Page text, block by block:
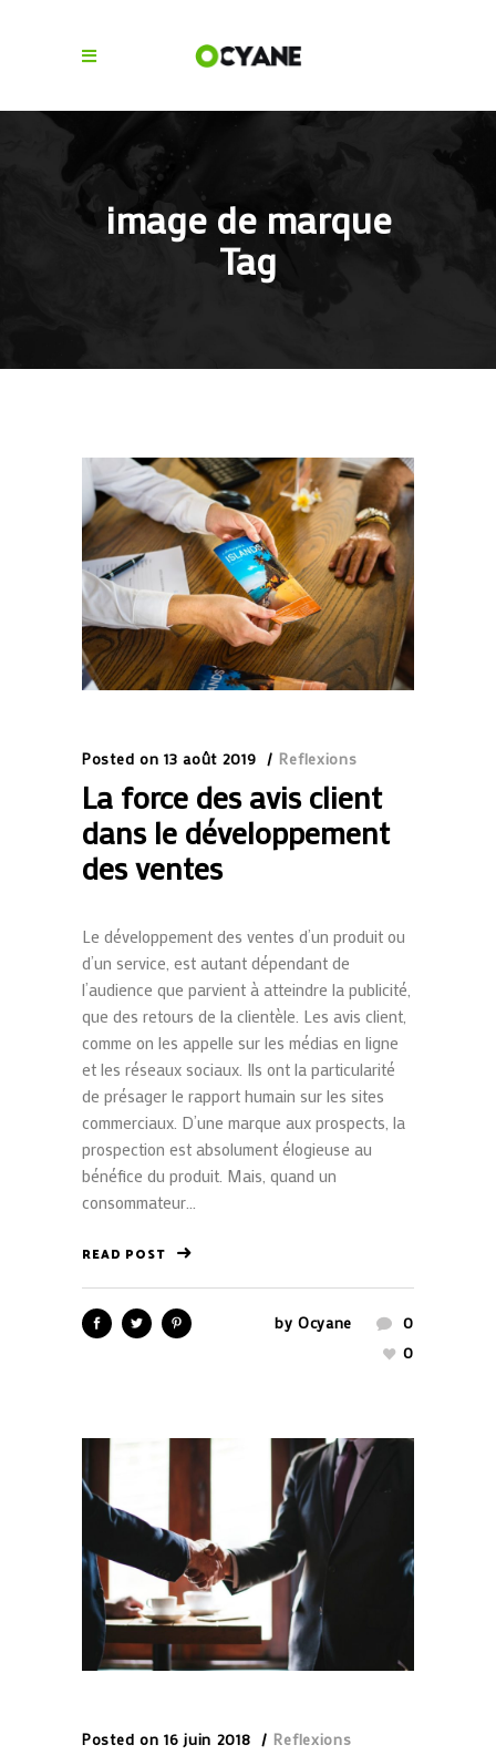
image de marque
Tag
Posted on 13 août 2019 Reflexions
La force des avis client
dans le développement
des ventes
Le développement des ventes d’un produit ou
d’un service, est autant dépendant de
l’audience que parvient à atteindre la publicité,
que des retours de la clientèle. Les avis client,
comme on les appelle sur les médias en ligne
et les réseaux sociaux. Ils ont la particularité
de présager le rapport humain sur les sites
commerciaux. D’une marque aux prospects, la
prospection est absolument élogieuse au
bénéfice du produit. Mais, quand un
consommateur...
READ POST
by Ocyane
0
0
Posted on 16 juin 2018 Reflexions